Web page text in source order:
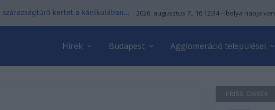
kertet a kánikulában... 2026. augusztus 7., 16:12:35 - Ibolya napja van
Hírek Budapest Agglomeráció települései
FRISS CIKKEK